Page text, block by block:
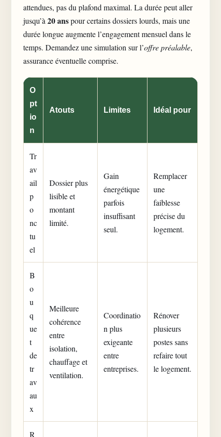
attendues, pas du plafond maximal. La durée peut aller
jusqu’à 20 anspour certains dossiers lourds, mais une
durée longue augmente l’engagement mensuel dans le
temps. Demandez une simulation sur l’offre préalable,
assurance éventuelle comprise.
O
pt
io
n
Atouts Limites Idéal pour
Tr
av
ail
p
o
nc
tu
el
Dossier plus
lisible et
montant
limité.
Gain
énergétique
parfois
insuffisant
seul.
Remplacer
une
faiblesse
précise du
logement.
B
o
u
q
ue
t
de
tr
av
au
x
Meilleure
cohérence
entre
isolation,
chauffage et
ventilation.
Coordinatio
n plus
exigeante
entre
entreprises.
Rénover
plusieurs
postes sans
refaire tout
le logement.
R